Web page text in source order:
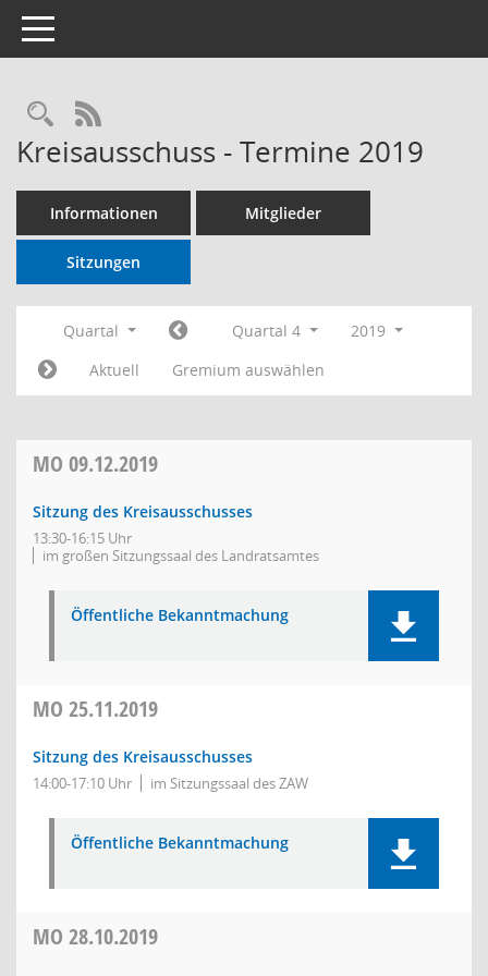
Toggle navigation
RSS-Feed
Kreisausschuss - Termine 2019
Informationen Mitglieder
Sitzungen
Quartal Quartal 4
2019
Aktuell
Gremium auswählen
MO 09.12.2019
Sitzung des Kreisausschusses
13:30-16:15 Uhr
im großen Sitzungssaal des Landratsamtes
Öffentliche Bekanntmachung
MO 25.11.2019
Sitzung des Kreisausschusses
14:00-17:10 Uhr im Sitzungssaal des ZAW
Öffentliche Bekanntmachung
MO 28.10.2019